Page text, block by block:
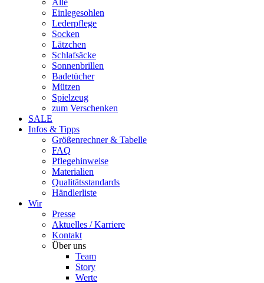
Alle
Einlegesohlen
Lederpflege
Socken
Lätzchen
Schlafsäcke
Sonnenbrillen
Badetücher
Mützen
Spielzeug
zum Verschenken
SALE
Infos & Tipps
Größenrechner & Tabelle
FAQ
Pflegehinweise
Materialien
Qualitätsstandards
Händlerliste
Wir
Presse
Aktuelles / Karriere
Kontakt
Über uns
Team
Story
Werte